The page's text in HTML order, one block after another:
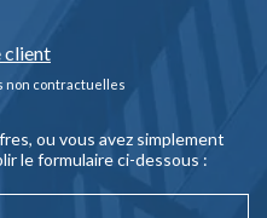
client
non contractuelles
ou vous avez simplement
le formulaire ci-dessous :